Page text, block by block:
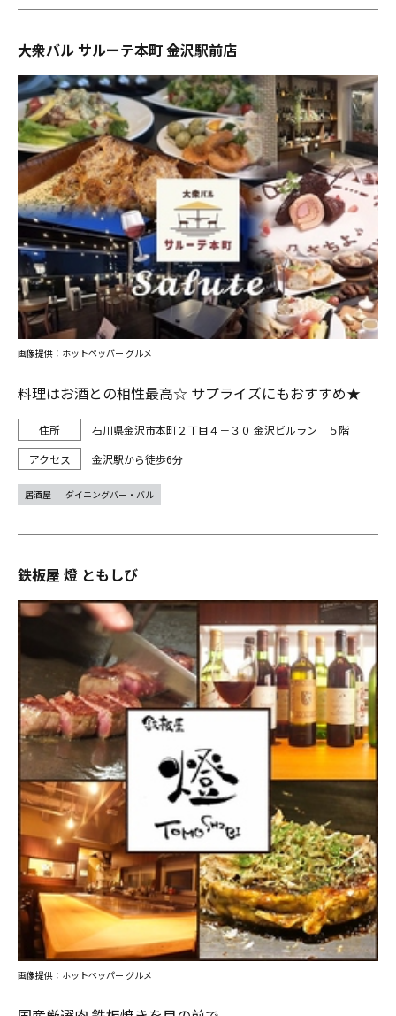
大衆バル サルーテ本町 金沢駅前店
料理はお酒との相性最高☆ サプライズにもおすすめ★
石川県金沢市本町２丁目４－３０ 金沢ビルラン ５階
金沢駅から徒歩6分
画像提供：ホットペッパー グルメ
居酒屋 ダイニングバー・バル
鉄板屋 燈 ともしび
画像提供：ホットペッパー グルメ